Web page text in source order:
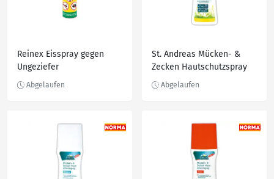
Reinex Eisspray gegen
Ungeziefer
St. Andreas Mücken- &
Zecken Hautschutzspray